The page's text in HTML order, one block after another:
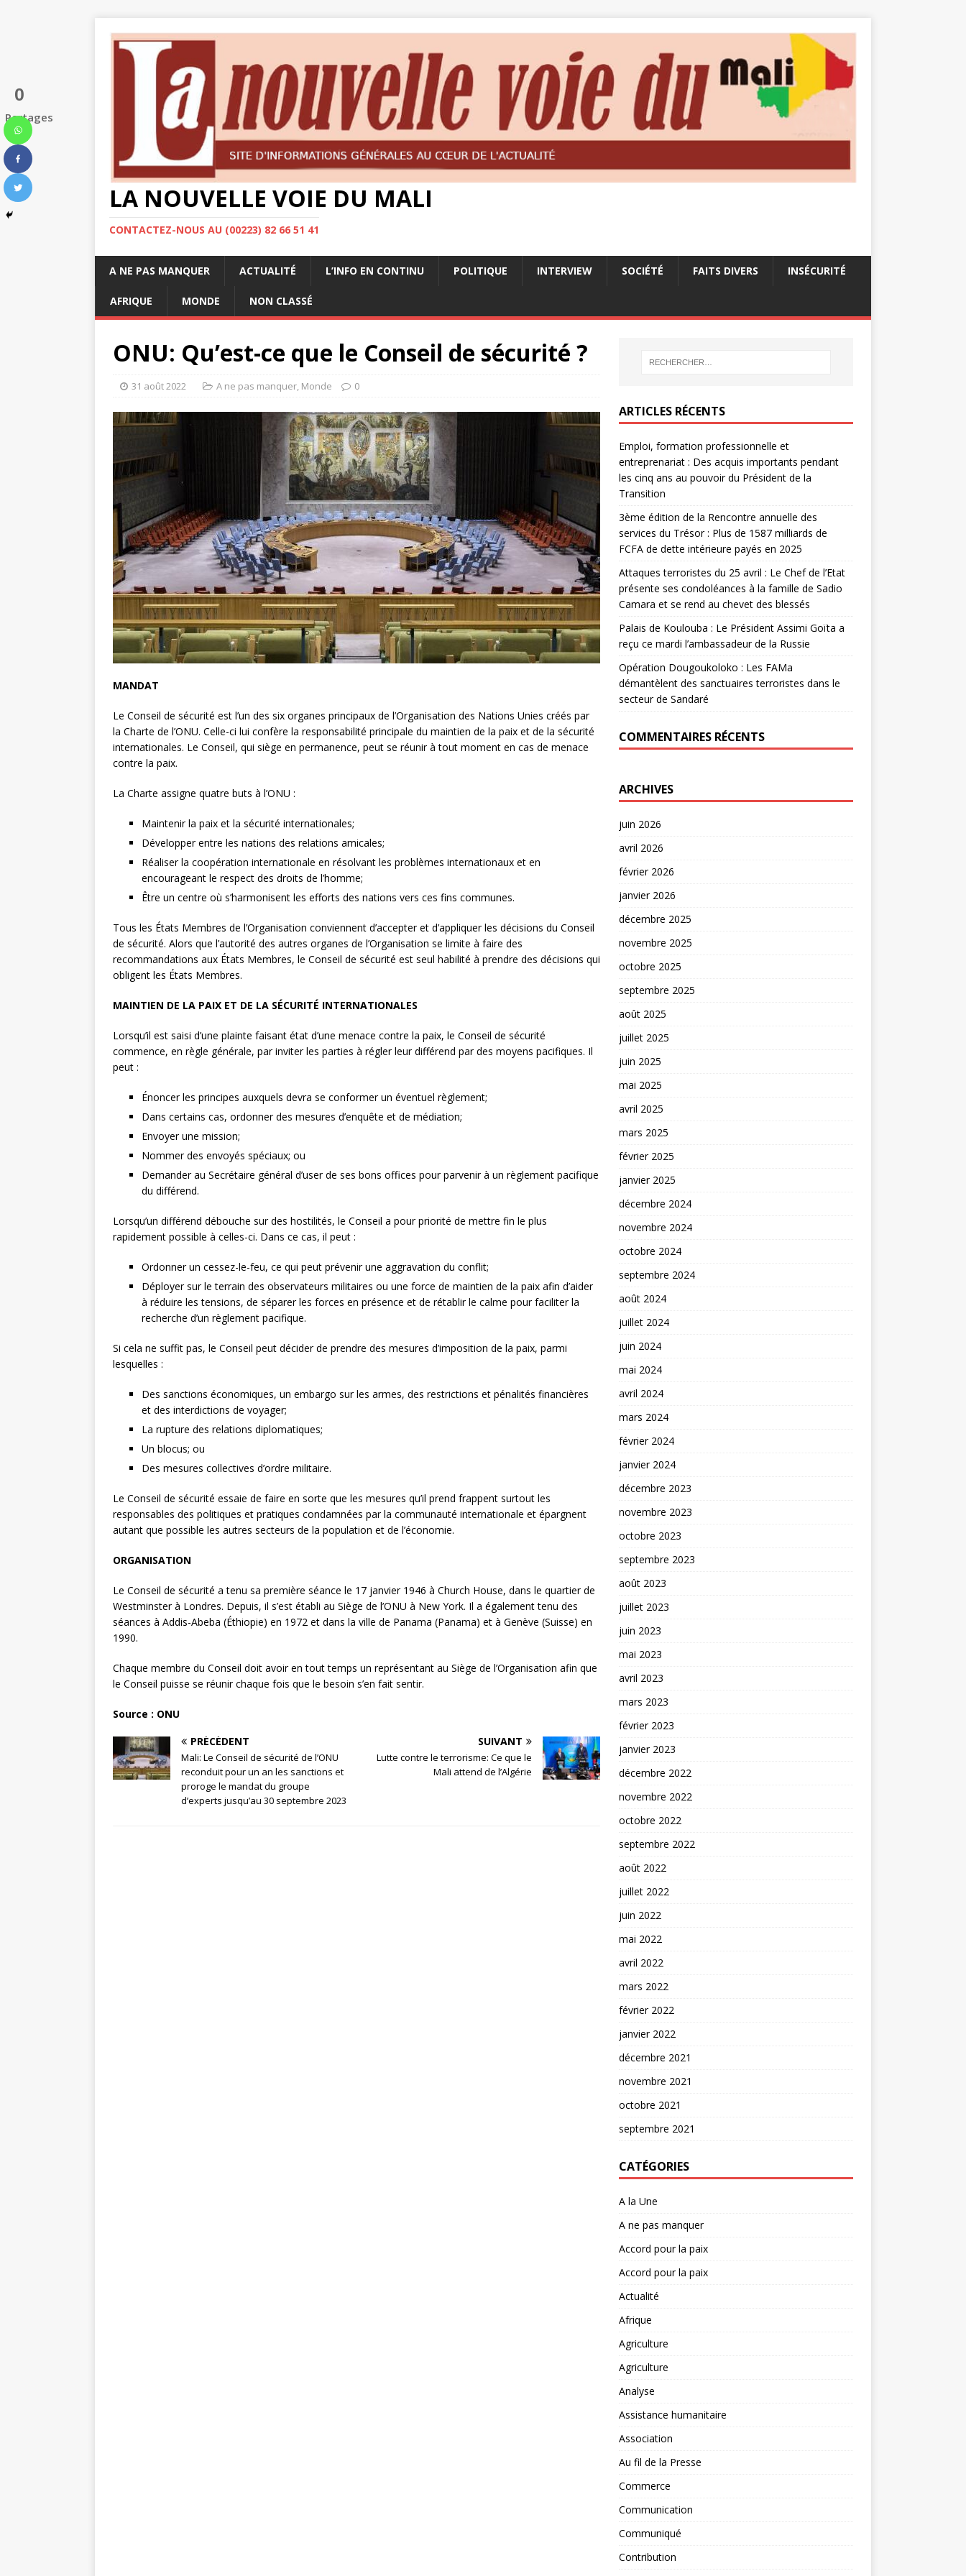
LA NOUVELLE VOIE DU MALI
CONTACTEZ-NOUS AU (00223) 82 66 51 41
A NE PAS MANQUER ACTUALITÉ L’INFO EN CONTINU POLITIQUE INTERVIEW SOCIÉTÉ FAITS DIVERS INSÉCURITÉ
AFRIQUE MONDE NON CLASSÉ
ONU: Qu’est-ce que le Conseil de sécurité ?
31 août 2022 A ne pas manquer, Monde 0
MANDAT
Le Conseil de sécurité est l’un des six organes principaux de l’Organisation des Nations Unies créés par
la Charte de l’ONU. Celle-ci lui confère la responsabilité principale du maintien de la paix et de la sécurité
internationales. Le Conseil, qui siège en permanence, peut se réunir à tout moment en cas de menace
contre la paix.
La Charte assigne quatre buts à l’ONU :
Maintenir la paix et la sécurité internationales;
Développer entre les nations des relations amicales;
Réaliser la coopération internationale en résolvant les problèmes internationaux et en
encourageant le respect des droits de l’homme;
Être un centre où s’harmonisent les efforts des nations vers ces fins communes.
Tous les États Membres de l’Organisation conviennent d’accepter et d’appliquer les décisions du Conseil
de sécurité. Alors que l’autorité des autres organes de l’Organisation se limite à faire des
recommandations aux États Membres, le Conseil de sécurité est seul habilité à prendre des décisions qui
obligent les États Membres.
MAINTIEN DE LA PAIX ET DE LA SÉCURITÉ INTERNATIONALES
Lorsqu’il est saisi d’une plainte faisant état d’une menace contre la paix, le Conseil de sécurité
commence, en règle générale, par inviter les parties à régler leur différend par des moyens pacifiques. Il
peut :
Énoncer les principes auxquels devra se conformer un éventuel règlement;
Dans certains cas, ordonner des mesures d’enquête et de médiation;
Envoyer une mission;
Nommer des envoyés spéciaux; ou
Demander au Secrétaire général d’user de ses bons offices pour parvenir à un règlement pacifique
du différend.
Lorsqu’un différend débouche sur des hostilités, le Conseil a pour priorité de mettre fin le plus
rapidement possible à celles-ci. Dans ce cas, il peut :
Ordonner un cessez-le-feu, ce qui peut prévenir une aggravation du conflit;
Déployer sur le terrain des observateurs militaires ou une force de maintien de la paix afin d’aider
à réduire les tensions, de séparer les forces en présence et de rétablir le calme pour faciliter la
recherche d’un règlement pacifique.
Si cela ne suffit pas, le Conseil peut décider de prendre des mesures d’imposition de la paix, parmi
lesquelles :
Des sanctions économiques, un embargo sur les armes, des restrictions et pénalités financières
et des interdictions de voyager;
La rupture des relations diplomatiques;
Un blocus; ou
Des mesures collectives d’ordre militaire.
Le Conseil de sécurité essaie de faire en sorte que les mesures qu’il prend frappent surtout les
responsables des politiques et pratiques condamnées par la communauté internationale et épargnent
autant que possible les autres secteurs de la population et de l’économie.
ORGANISATION
Le Conseil de sécurité a tenu sa première séance le 17 janvier 1946 à Church House, dans le quartier de
Westminster à Londres. Depuis, il s’est établi au Siège de l’ONU à New York. Il a également tenu des
séances à Addis-Abeba (Éthiopie) en 1972 et dans la ville de Panama (Panama) et à Genève (Suisse) en
1990.
Chaque membre du Conseil doit avoir en tout temps un représentant au Siège de l’Organisation afin que
le Conseil puisse se réunir chaque fois que le besoin s’en fait sentir.
Source : ONU
0
Partages
PRÉCÉDENT
Mali: Le Conseil de sécurité de l’ONU
reconduit pour un an les sanctions et
proroge le mandat du groupe
d’experts jusqu’au 30 septembre 2023
SUIVANT
Lutte contre le terrorisme: Ce que le
Mali attend de l’Algérie
ARTICLES RÉCENTS
Emploi, formation professionnelle et
entreprenariat : Des acquis importants pendant
les cinq ans au pouvoir du Président de la
Transition
3ème édition de la Rencontre annuelle des
services du Trésor : Plus de 1587 milliards de
FCFA de dette intérieure payés en 2025
Attaques terroristes du 25 avril : Le Chef de l’Etat
présente ses condoléances à la famille de Sadio
Camara et se rend au chevet des blessés
Palais de Koulouba : Le Président Assimi Goïta a
reçu ce mardi l’ambassadeur de la Russie
Opération Dougoukoloko : Les FAMa
démantèlent des sanctuaires terroristes dans le
secteur de Sandaré
COMMENTAIRES RÉCENTS
ARCHIVES
juin 2026
avril 2026
février 2026
janvier 2026
décembre 2025
novembre 2025
octobre 2025
septembre 2025
août 2025
juillet 2025
juin 2025
mai 2025
avril 2025
mars 2025
février 2025
janvier 2025
décembre 2024
novembre 2024
octobre 2024
septembre 2024
août 2024
juillet 2024
juin 2024
mai 2024
avril 2024
mars 2024
février 2024
janvier 2024
décembre 2023
novembre 2023
octobre 2023
septembre 2023
août 2023
juillet 2023
juin 2023
mai 2023
avril 2023
mars 2023
février 2023
janvier 2023
décembre 2022
novembre 2022
octobre 2022
septembre 2022
août 2022
juillet 2022
juin 2022
mai 2022
avril 2022
mars 2022
février 2022
janvier 2022
décembre 2021
novembre 2021
octobre 2021
septembre 2021
CATÉGORIES
A la Une
A ne pas manquer
Accord pour la paix
Accord pour la paix
Actualité
Afrique
Agriculture
Agriculture
Analyse
Assistance humanitaire
Association
Au fil de la Presse
Commerce
Communication
Communiqué
Contribution